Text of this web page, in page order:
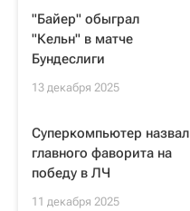
"Байер" обыграл
"Кельн" в матче
Бундеслиги
13 декабря 2025
Суперкомпьютер назвал
главного фаворита на
победу в ЛЧ
11 декабря 2025